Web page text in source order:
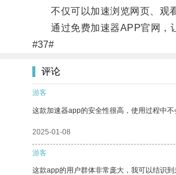
不仅可以加速浏览网页、观看
通过免费加速器APP官网，让
#37#
评论
游客
这款加速器app的安全性很高，使用过程中
2025-01-08
游客
这款app的用户群体非常庞大，我可以结识到